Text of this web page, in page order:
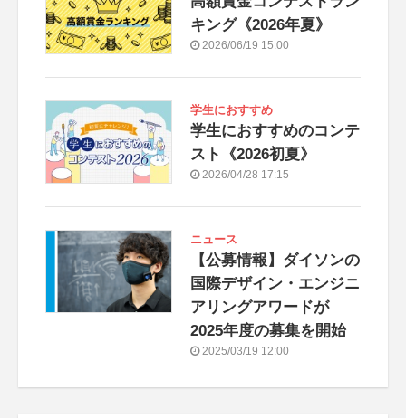
キング《2026年夏》
2026/06/19 15:00
学生におすすめ
学生におすすめのコンテ
スト《2026初夏》
2026/04/28 17:15
ニュース
【公募情報】ダイソンの
国際デザイン・エンジニ
アリングアワードが
2025年度の募集を開始
2025/03/19 12:00